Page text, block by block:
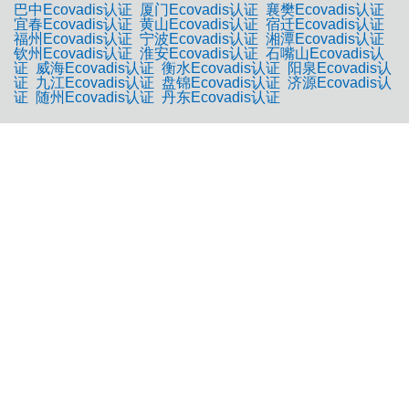
巴中Ecovadis认证 厦门Ecovadis认证 襄樊Ecovadis认证
宜春Ecovadis认证 黄山Ecovadis认证 宿迁Ecovadis认证
福州Ecovadis认证 宁波Ecovadis认证 湘潭Ecovadis认证
钦州Ecovadis认证 淮安Ecovadis认证 石嘴山Ecovadis认
证
威海Ecovadis认证 衡水Ecovadis认证
阳泉Ecovadis认
证 九江Ecovadis认证 盘锦Ecovadis认证 济源Ecovadis认
证
随州Ecovadis认证 丹东Ecovadis认证